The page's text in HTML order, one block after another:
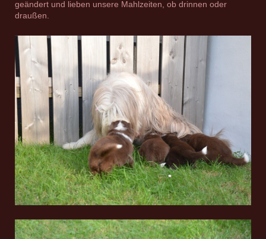
geändert und lieben unsere Mahlzeiten, ob drinnen oder
draußen.